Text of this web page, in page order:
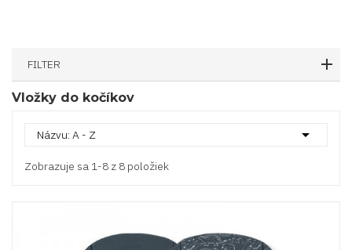
FILTER
Vložky do kočíkov
Názvu: A - Z 
Zobrazuje sa 1-8 z 8 položiek